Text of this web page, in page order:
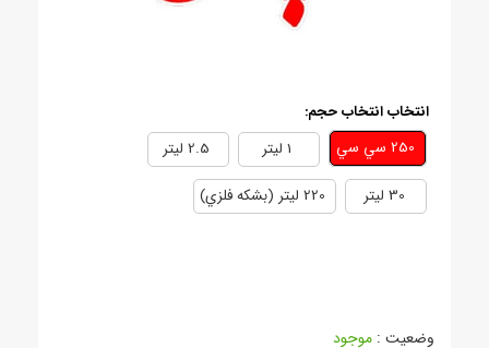
انتخاب انتخاب حجم:
وضعیت : موجود